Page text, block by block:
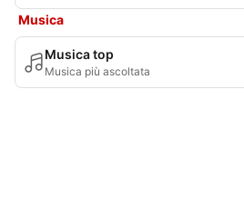
Musica
Musica top
Musica più ascoltata